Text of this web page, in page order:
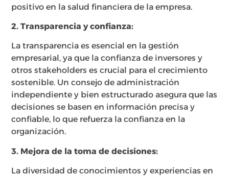
positivo en la salud financiera de la empresa.
2. Transparencia y confianza:
La transparencia es esencial en la gestión
empresarial, ya que la confianza de inversores y
otros stakeholders es crucial para el crecimiento
sostenible. Un consejo de administración
independiente y bien estructurado asegura que las
decisiones se basen en información precisa y
confiable, lo que refuerza la confianza en la
organización.
3. Mejora de la toma de decisiones:
La diversidad de conocimientos y experiencias en